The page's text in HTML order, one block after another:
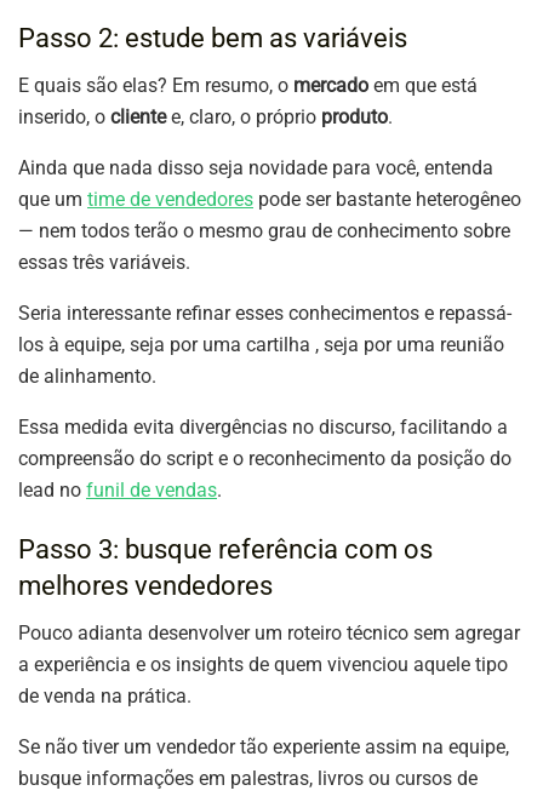
Passo 2: estude bem as variáveis
E quais são elas? Em resumo, o mercado em que está
inserido, o clientee, claro, o próprio produto.
Ainda que nada disso seja novidade para você, entenda
que um time de vendedores pode ser bastante heterogêneo
— nem todos terão o mesmo grau de conhecimento sobre
essas três variáveis.
Seria interessante refinar esses conhecimentos e repassá-
los à equipe, seja por uma cartilha , seja por uma reunião
de alinhamento.
Essa medida evita divergências no discurso, facilitando a
compreensão do script e o reconhecimento da posição do
lead no funil de vendas.
Passo 3: busque referência com os
melhores vendedores
Pouco adianta desenvolver um roteiro técnico sem agregar
a experiência e os insights de quem vivenciou aquele tipo
de venda na prática.
Se não tiver um vendedor tão experiente assim na equipe,
busque informações em palestras, livros ou cursos de